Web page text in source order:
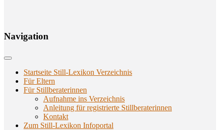
Navi­ga­ti­on
Startseite Still-Lexikon Verzeichnis
Für Eltern
Für Stillberaterinnen
Aufnahme ins Verzeichnis
Anlei­tung für regis­trier­te Stillberaterinnen
Kon­takt
Zum Still-Lexikon Infoportal